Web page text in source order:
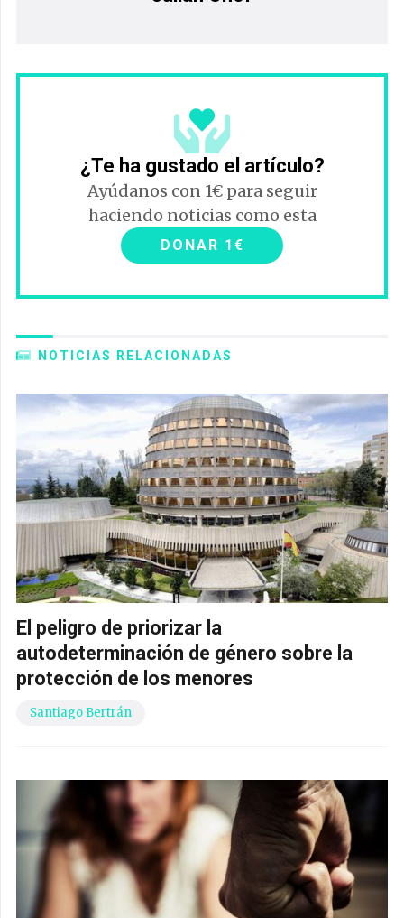
¿Te ha gustado el artículo?
Ayúdanos con 1€ para seguir
haciendo noticias como esta
DONAR 1€
NOTICIAS RELACIONADAS
El peligro de priorizar la
autodeterminación de género sobre la
protección de los menores
Santiago Bertrán